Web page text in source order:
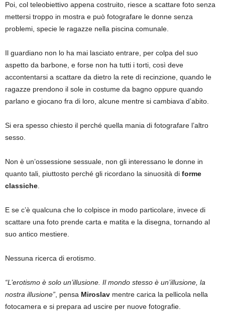
Poi, col teleobiettivo appena costruito, riesce a scattare foto senza
mettersi troppo in mostra e può fotografare le donne senza
problemi, specie le ragazze nella piscina comunale.
Il guardiano non lo ha mai lasciato entrare, per colpa del suo
aspetto da barbone, e forse non ha tutti i torti, così deve
accontentarsi a scattare da dietro la rete di recinzione, quando le
ragazze prendono il sole in costume da bagno oppure quando
parlano e giocano fra di loro, alcune mentre si cambiava d’abito.
Si era spesso chiesto il perché quella mania di fotografare l’altro
sesso.
Non è un’ossessione sessuale, non gli interessano le donne in
quanto tali, piuttosto perché gli ricordano la sinuosità di forme
classiche.
E se c’è qualcuna che lo colpisce in modo particolare, invece di
scattare una foto prende carta e matita e la disegna, tornando al
suo antico mestiere.
Nessuna ricerca di erotismo.
“L’erotismo è solo un’illusione. Il mondo stesso è un’illusione, la
nostra illusione”, pensa Miroslav mentre carica la pellicola nella
fotocamera e si prepara ad uscire per nuove fotografie.